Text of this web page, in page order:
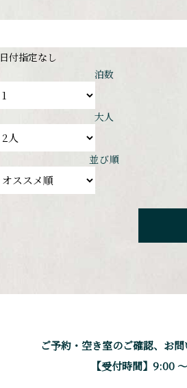
日付指定なし
泊数
大人
並び順
ご予約・空き室のご確認、 お
【受付時間】9:00